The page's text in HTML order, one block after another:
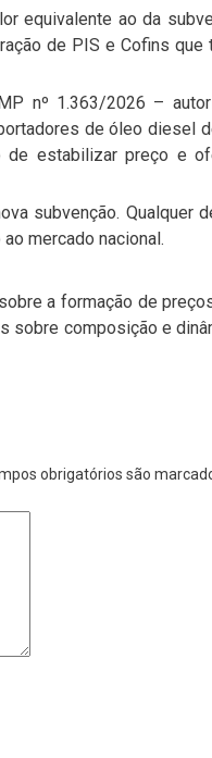
equivalente ao da
de PIS e Cofins que
nº 1.363/2026 –
de óleo diesel
estabilizar preço e
subvenção. Qualquer
mercado nacional.
a formação de
sobre composição e
obrigatórios são